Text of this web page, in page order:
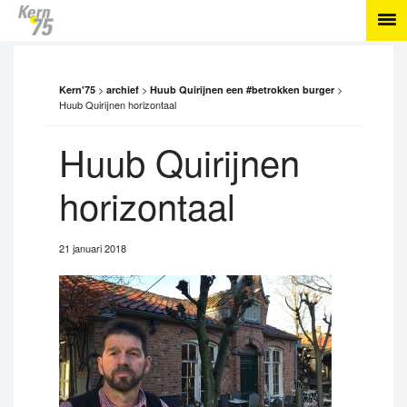
Kern'75 > archief > Huub Quirijnen een #betrokken burger >
Huub Quirijnen horizontaal
Huub Quirijnen
horizontaal
21 januari 2018